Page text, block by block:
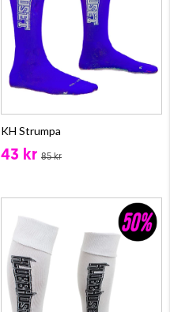
KH Strumpa
43 kr 85 kr